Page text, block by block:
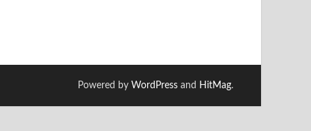
Powered by WordPress and HitMag.